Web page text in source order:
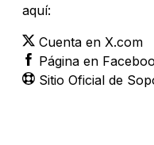
aquí:
Cuenta en X.com
Página en
Sitio Oficial de